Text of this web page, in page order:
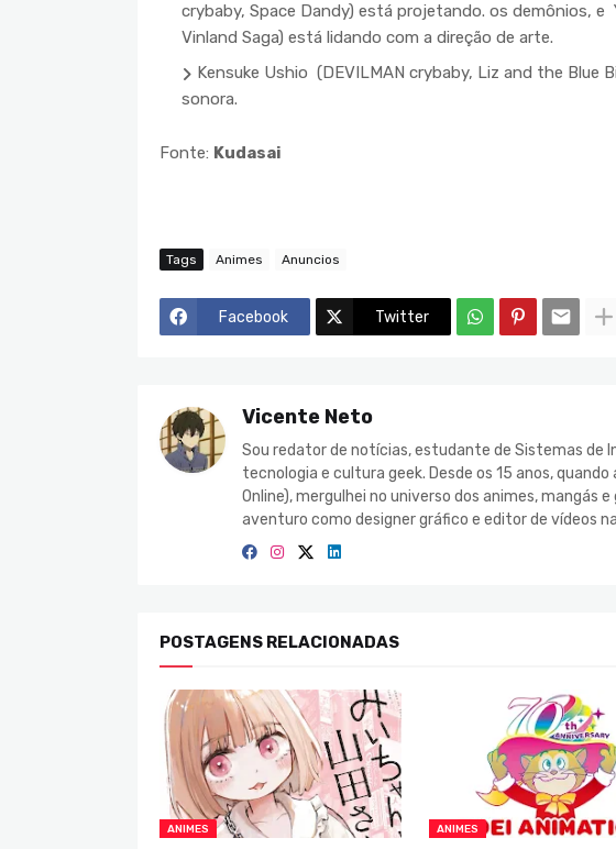
crybaby, Space Dandy) está projetando. os demônios,
Vinland Saga) está lidando com a direção de arte.
Kensuke Ushio (DEVILMAN crybaby, Liz and the Blue
sonora.
Fonte: Kudasai
Tags Animes Anuncios
Facebook Twitter
Vicente Neto
Sou redator de notícias, estudante de Sistemas de
tecnologia e cultura geek. Desde os 15 anos,
Online), mergulhei no universo dos animes, mangás
aventuro como designer gráfico e editor de vídeos
POSTAGENS RELACIONADAS
ANIMES ANIMES